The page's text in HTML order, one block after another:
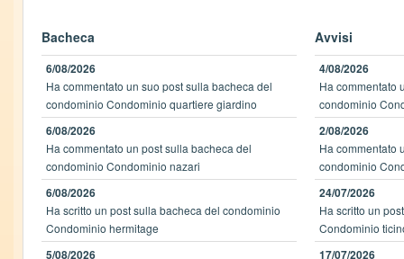
Bacheca
6/08/2026
Ha commentato un suo post sulla bacheca del
condominio Condominio quartiere giardino
6/08/2026
Ha commentato un post sulla bacheca del
condominio Condominio nazari
6/08/2026
Ha scritto un post sulla bacheca del condominio
Condominio hermitage
5/08/2026
Avvisi
4/08/2026
Ha commentato
condominio
2/08/2026
Ha commentato
condominio
24/07/2026
Ha scritto un
Condominio
17/07/2026